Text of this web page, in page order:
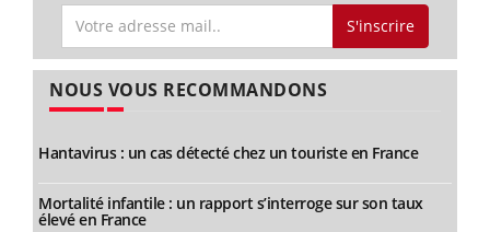
S'inscrire
NOUS VOUS RECOMMANDONS
Hantavirus : un cas détecté chez un touriste en France
Mortalité infantile : un rapport s’interroge sur son taux
élevé en France